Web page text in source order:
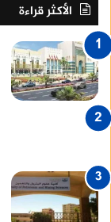
الأكثر قراءة